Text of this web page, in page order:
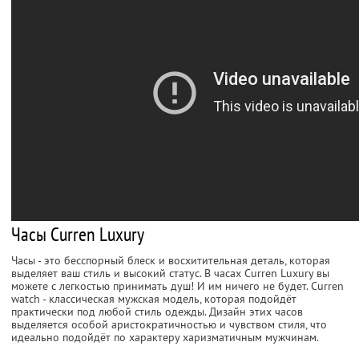
Часы Сurren Luxury
Часы - это бесспорный блеск и восхитительная деталь, которая
выделяет ваш стиль и высокий статус. В часах Сurren Luxury вы
можете с легкостью принимать душ! И им ничего не будет. Curren
watch - классическая мужская модель, которая подойдёт
практически под любой стиль одежды. Дизайн этих часов
выделяется особой аристократичностью и чувством стиля, что
идеально подойдёт по характеру харизматичным мужчинам.